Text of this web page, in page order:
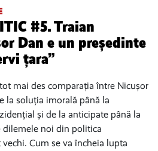
#5. Traian
Dan e un președinte
țara”
mai des comparația între Nicușor
la soluția imorală până la
și de la anticipate până la
dilemele noi din politica
Cum se va încheia lupta